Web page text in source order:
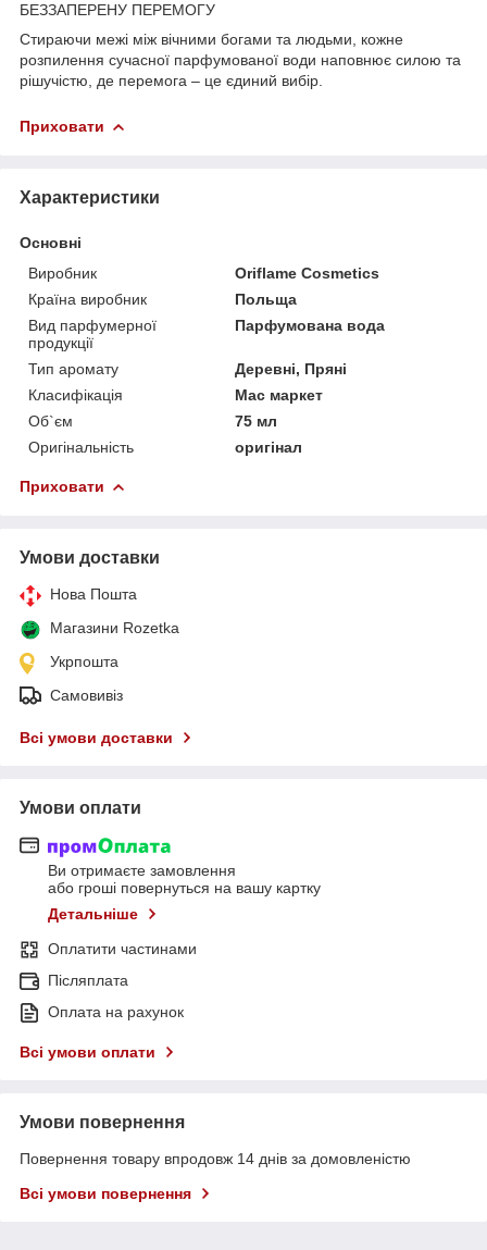
БЕЗЗАПЕРЕНУ ПЕРЕМОГУ
Стираючи межі між вічними богами та людьми, кожне
розпилення сучасної парфумованої води наповнює силою та
рішучістю, де перемога – це єдиний вибір.
Приховати
Характеристики
Основні
Виробник
Oriflame Cosmetics
Країна виробник
Польща
Вид парфумерної
продукції
Парфумована вода
Тип аромату
Деревні, Пряні
Класифікація
Мас маркет
Об`єм
75 мл
Оригінальність
оригінал
Приховати
Умови доставки
Нова Пошта
Магазини Rozetka
Укрпошта
Самовивіз
Всі умови доставки
Умови оплати
Ви отримаєте замовлення
або гроші повернуться на вашу картку
Детальніше
Оплатити частинами
Післяплата
Оплата на рахунок
Всі умови оплати
Умови повернення
Повернення товару впродовж 14 днів за домовленістю
Всі умови повернення